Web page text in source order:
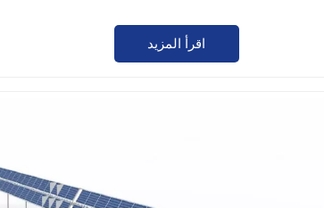
اقرأ المزيد